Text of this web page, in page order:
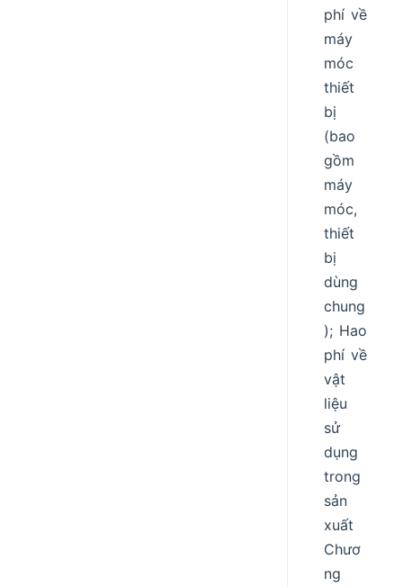
phí về
máy
móc
thiết
bị
(bao
gồm
máy
móc,
thiết
bị
dùng
chung
); Hao
phí về
vật
liệu
sử
dụng
trong
sản
xuất
Chươ
ng